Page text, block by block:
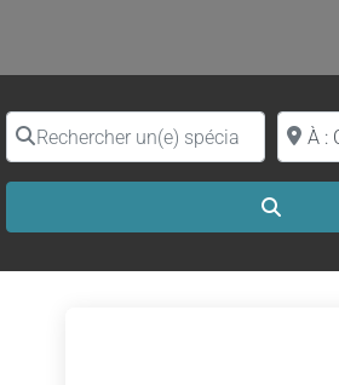
Rechercher un(e) spécialiste par nom